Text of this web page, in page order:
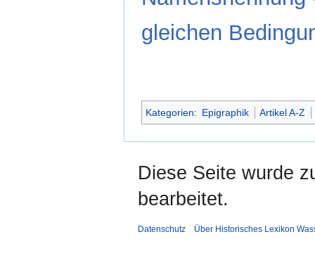
gleichen
Kategorien: Epigraphik Artikel A-Z
Diese Seite wurde
bearbeitet.
Datenschutz Über Historisches Lexikon